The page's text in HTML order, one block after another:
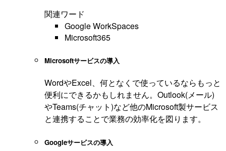
関連ワード
Google WorkSpaces
Microsoft365
Microsoftサービスの導入
WordやExcel、何となくで使っているならもっと
便利にできるかもしれません。Outlook(メール)
やTeams(チャット)など他のMicrosoft製サービス
と連携することで業務の効率化を図ります。
Googleサービスの導入